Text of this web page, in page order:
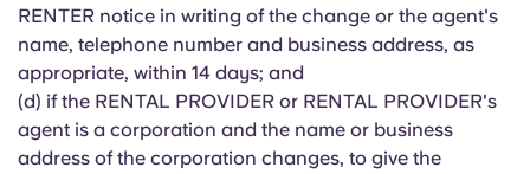
RENTER notice in writing of the change or the agent's
name, telephone number and business address, as
appropriate, within 14 days; and
(d) if the RENTAL PROVIDER or RENTAL PROVIDER's
agent is a corporation and the name or business
address of the corporation changes, to give the